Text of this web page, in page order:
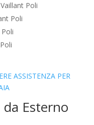
Poli
Poli
ASSISTENZA PER
da Esterno